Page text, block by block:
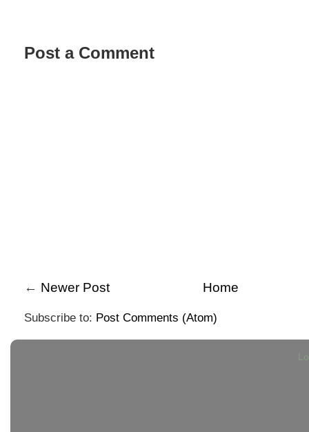
Post a Comment
← Newer Post Home
Subscribe to: Post Comments (Atom)